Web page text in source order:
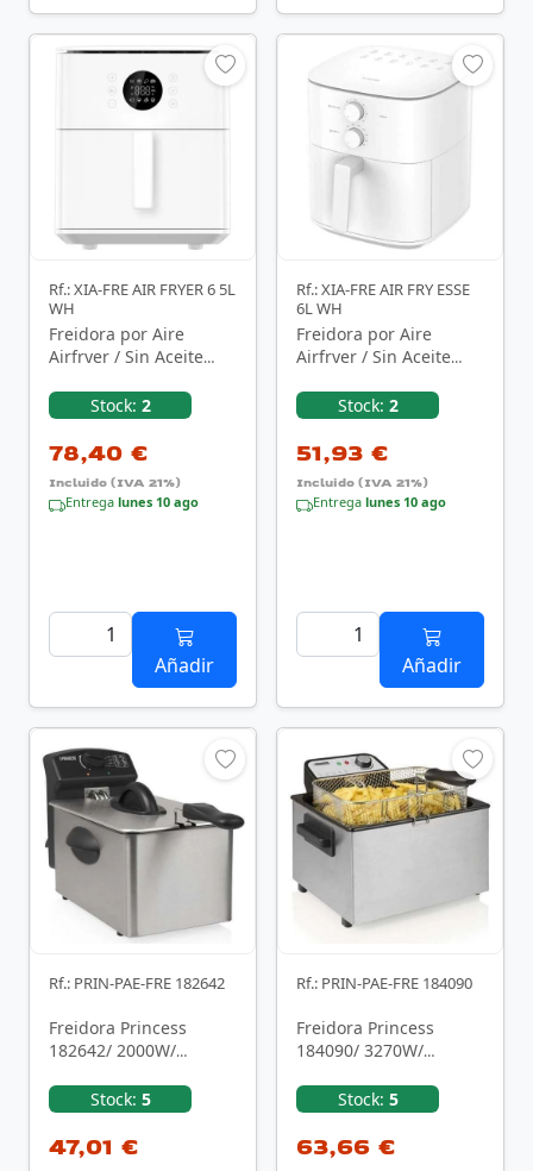
Rf.: XIA-FRE AIR FRYER 6 5L
WH
Freidora por Aire
Airfryer / Sin Aceite
1700W/ Capacidad …
Stock: 2
78,40 €
Incluido (IVA 21%)
Entrega lunes 10 ago
Añadir
Rf.: XIA-FRE AIR FRY ESSE
6L WH
Freidora por Aire
Airfryer / Sin Aceite
Essential 6L/ 1550W/ …
Stock: 2
51,93 €
Incluido (IVA 21%)
Entrega lunes 10 ago
Añadir
Rf.: PRIN-PAE-FRE 182642
Freidora Princess
182642/ 2000W/
Stock: 5
47,01 €
Rf.: PRIN-PAE-FRE 184090
Freidora Princess
184090/ 3270W/
Stock: 5
63,66 €